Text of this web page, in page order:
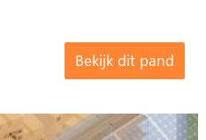
Bekijk dit pand